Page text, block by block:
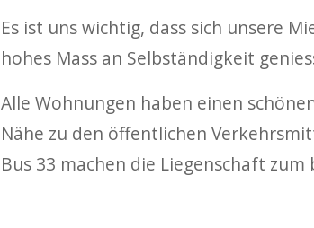
Es ist uns wichtig, dass sich unsere
hohes Mass an Selbständigkeit
Alle Wohnungen haben einen
Nähe zu den öffentlichen
Bus 33 machen die Liegenschaft